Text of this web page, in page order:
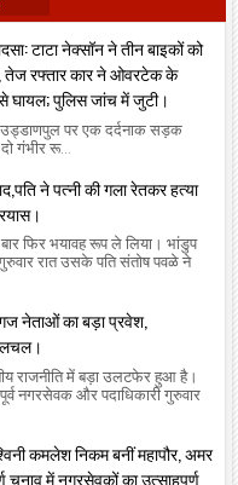
टाटा नेक्सॉन ने तीन बाइकों को
तेज रफ्तार कार ने ओवरटेक के
से घायल; पुलिस जांच में जुटी।
उड्डाणपुल पर एक दर्दनाक सड़क
गंभीर रू...
ने पत्नी की गला रेतकर हत्या
फिर भयावह रूप ले लिया। भांडुप
गुरुवार रात उसके पति संतोष पवळे ने
नेताओं का बड़ा प्रवेश,
राजनीति में बड़ा उलटफेर हुआ है।
नगरसेवक और पदाधिकारी गुरुवार
कमलेश निकम बनीं महापौर, अमर
चुनाव में नगरसेवकों का उत्साहपूर्ण